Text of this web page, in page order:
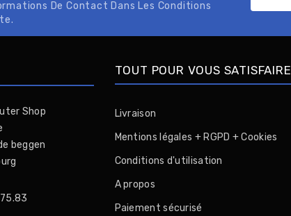
De Contact Dans Les Conditions
Shop
beggen
TOUT POUR VOUS SATISFAIRE
Livraison
Mentions légales + RGPD + Cookies
Conditions d'utilisation
A propos
Paiement sécurisé